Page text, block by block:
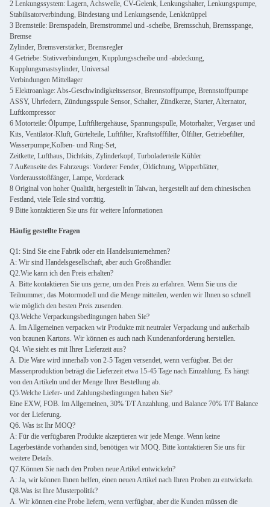
2 Lenkungssystem: Lagern, Achswelle, CV-Gelenk, Lenkungshalter, Lenkungspumpe,
Stabilisatorverbindung, Bindestang und Lenkungsende, Lenkknüppel
3 Bremsteile: Bremspadeln, Bremstrommel und -scheibe, Bremsschuh, Bremsspange,
Bremse
Zylinder, Bremsverstärker, Bremsregler
4 Getriebe: Stativverbindungen, Kupplungsscheibe und -abdeckung,
Kupplungsmastsylinder, Universal
Verbindungen Mittellager
5 Elektroanlage: Abs-Geschwindigkeitssensor, Brennstoffpumpe, Brennstoffpumpe
ASSY, Uhrfedern, Zündungsspule Sensor, Schalter, Zündkerze, Starter, Alternator,
Luftkompressor
6 Motorteile: Ölpumpe, Luftfiltergehäuse, Spannungspulle, Motorhalter, Vergaser und
Kits, Ventilator-Kluft, Gürtelteile, Luftfilter, Kraftstofffilter, Ölfilter, Getriebefilter,
Wasserpumpe,Kolben- und Ring-Set,
Zeitkette, Lufthaus, Dichtkits, Zylinderkopf, Turboladerteile Kühler
7 Außenseite des Fahrzeugs: Vorderer Fender, Öldichtung, Wipperblätter,
Vorderausstoßfänger, Lampe, Vorderack
8 Original von hoher Qualität, hergestellt in Taiwan, hergestellt auf dem chinesischen
Festland, viele Teile sind vorrätig.
9 Bitte kontaktieren Sie uns für weitere Informationen
Häufig gestellte Fragen
Q1: Sind Sie eine Fabrik oder ein Handelsunternehmen?
A: Wir sind Handelsgesellschaft, aber auch Großhändler.
Q2.Wie kann ich den Preis erhalten?
A. Bitte kontaktieren Sie uns gerne, um den Preis zu erfahren. Wenn Sie uns die
Teilnummer, das Motormodell und die Menge mitteilen, werden wir Ihnen so schnell
wie möglich den besten Preis zusenden.
Q3.Welche Verpackungsbedingungen haben Sie?
A. Im Allgemeinen verpacken wir Produkte mit neutraler Verpackung und außerhalb
von braunen Kartons. Wir können es auch nach Kundenanforderung herstellen.
Q4. Wie sieht es mit Ihrer Lieferzeit aus?
A. Die Ware wird innerhalb von 2-5 Tagen versendet, wenn verfügbar. Bei der
Massenproduktion beträgt die Lieferzeit etwa 15-45 Tage nach Einzahlung. Es hängt
von den Artikeln und der Menge Ihrer Bestellung ab.
Q5.Welche Liefer- und Zahlungsbedingungen haben Sie?
Eine EXW, FOB. Im Allgemeinen, 30% T/T Anzahlung, und Balance 70% T/T Balance
vor der Lieferung.
Q6. Was ist Ihr MOQ?
A: Für die verfügbaren Produkte akzeptieren wir jede Menge. Wenn keine
Lagerbestände vorhanden sind, benötigen wir MOQ. Bitte kontaktieren Sie uns für
weitere Details.
Q7.Können Sie nach den Proben neue Artikel entwickeln?
A: Ja, wir können Ihnen helfen, einen neuen Artikel nach Ihren Proben zu entwickeln.
Q8.Was ist Ihre Musterpolitik?
A. Wir können eine Probe liefern, wenn verfügbar, aber die Kunden müssen die